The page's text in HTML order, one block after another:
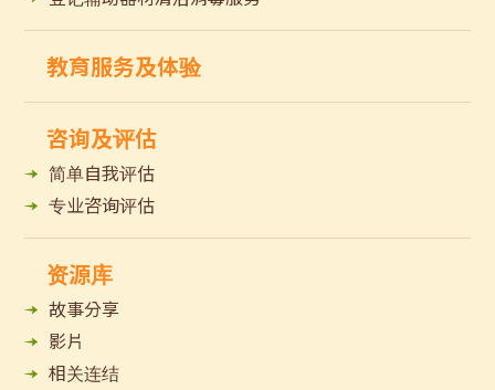
教育服务及体验
咨询及评估
简单自我评估
专业咨询评估
资源库
故事分享
影片
相关连结